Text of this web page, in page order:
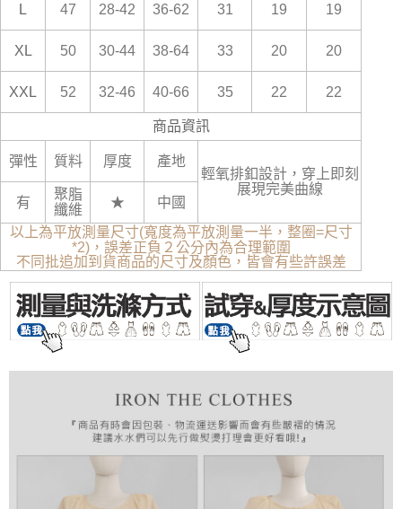
L 47 28-42 36-62 31 19 19
XL 50 30-44 38-64 33 20 20
XXL 52 32-46 40-66 35 22 22
商品資訊
彈性 質料 厚度
產地
輕氧排釦設計，穿上即刻
展現完美曲線
有
聚脂
纖維
★
中國
以上為平放測量尺寸(寬度為平放測量一半，整圈=尺寸
*2)，誤差正負２公分內為合理範圍
不同批追加到貨商品的尺寸及顏色，皆會有些許誤差